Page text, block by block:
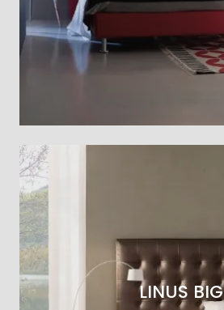
LINUS BIG